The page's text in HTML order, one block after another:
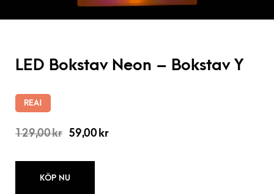
LED Bokstav Neon – Bokstav Y
REA!
129,00kr 59,00 kr
KÖP NU